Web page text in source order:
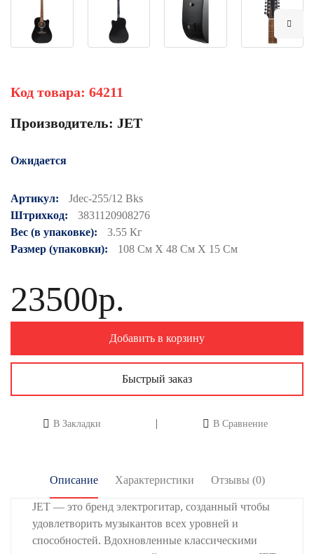
Код товара: 64211
Производитель: JET
Ожидается
Артикул:
Jdec-255/12 Bks
Штрихкод:
3831120908276
Вес (в упаковке):
3.55 Кг
Размер (упаковки):
108 См X 48 См X 15 См
23500р.
Добавить в корзину
Быстрый заказ
В Закладки В Сравнение
Описание Характеристики Отзывы (0)
JET — это бренд электрогитар, созданный чтобы
удовлетворить музыкантов всех уровней и
способностей. Вдохновленные классическими